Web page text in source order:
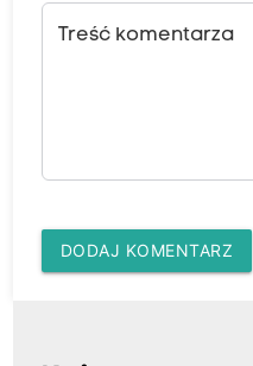
Treść komentarza
DODAJ KOMENTARZ